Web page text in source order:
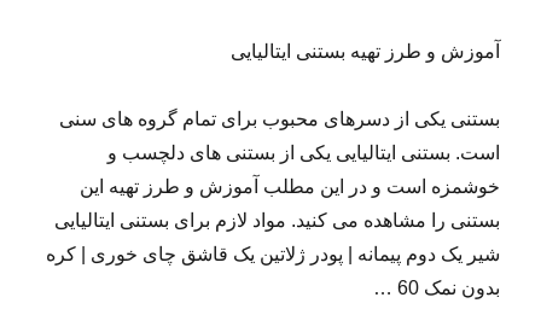
آموزش و طرز تهیه بستنی ایتالیایی
بستنی یکی از دسرهای محبوب برای تمام گروه های سنی
است. بستنی ایتالیایی یکی از بستنی های دلچسب و
خوشمزه است و در این مطلب آموزش و طرز تهیه این
بستنی را مشاهده می کنید. مواد لازم برای بستنی ایتالیایی
شیر یک دوم پیمانه | پودر ژلاتین یک قاشق چای خوری | کره
بدون نمک 60 …